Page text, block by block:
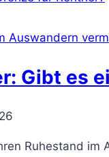
Auswandern
Gibt es
Ruhestand